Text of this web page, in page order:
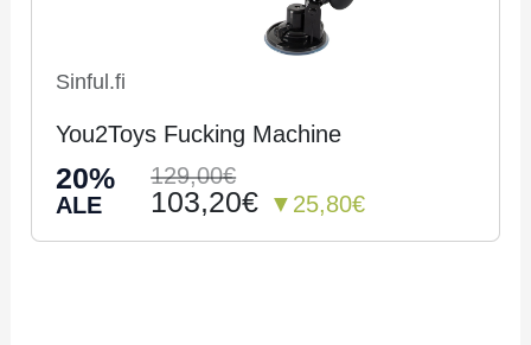
Sinful.fi
You2Toys Fucking Machine
20%
ALE
129,00€
103,20€ ▼25,80€